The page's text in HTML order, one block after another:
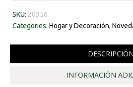
SKU: 20356
Categories: Hogar y Decoración,
DESCRIPCIÓN
INFORMACIÓN